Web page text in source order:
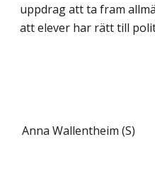
uppdrag att ta fram
att elever har rätt till
Anna Wallentheim (S)